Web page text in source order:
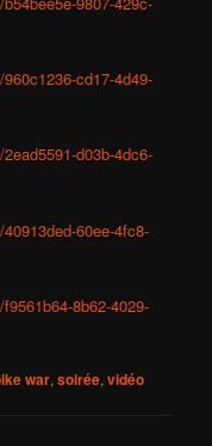
cd17-4d49-
d03b-4dc6-
60ee-4fc8-
8b62-4029-
war,soirée,vidéo